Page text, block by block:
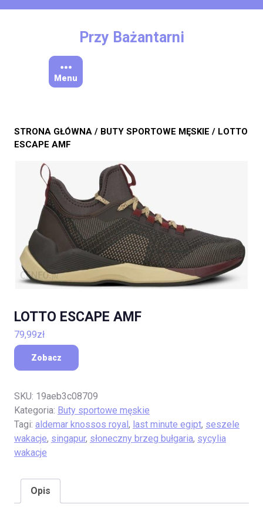
Przy Bażantarni
Menu
STRONA GŁÓWNA / BUTY SPORTOWE MĘSKIE / LOTTO
ESCAPE AMF
LOTTO ESCAPE AMF
79,99zł
Zobacz
SKU: 19aeb3c08709
Kategoria: Buty sportowe męskie
Tagi: aldemar knossos royal, last minute egipt, seszele
wakacje, singapur, słoneczny brzeg bułgaria, sycylia
wakacje
Opis